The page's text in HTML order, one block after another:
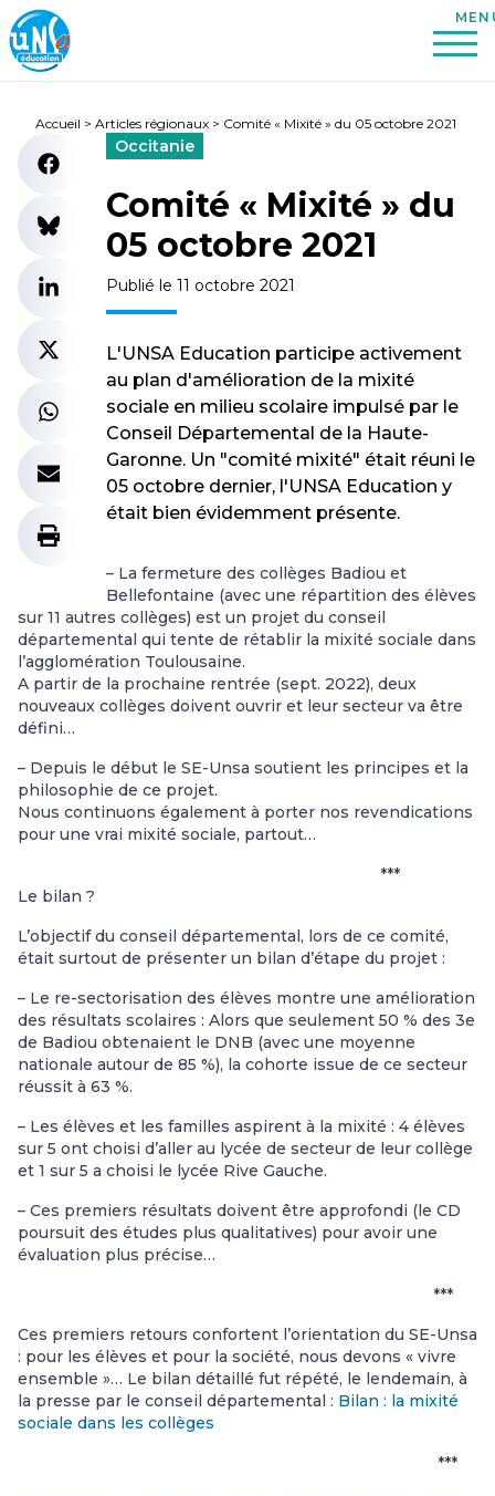
Accueil > Articles régionaux > Comité « Mixité » du 05 octobre 2021
Occitanie
Comité « Mixité » du
05 octobre 2021
Publié le 11 octobre 2021
L'UNSA Education participe activement
au plan d'amélioration de la mixité
sociale en milieu scolaire impulsé par le
Conseil Départemental de la Haute-
Garonne. Un "comité mixité" était réuni le
05 octobre dernier, l'UNSA Education y
était bien évidemment présente.
– La fermeture des collèges Badiou et
Bellefontaine (avec une répartition des élèves
sur 11 autres collèges) est un projet du conseil
départemental qui tente de rétablir la mixité sociale dans
l’agglomération Toulousaine.
A partir de la prochaine rentrée (sept. 2022), deux
nouveaux collèges doivent ouvrir et leur secteur va être
défini…
– Depuis le début le SE-Unsa soutient les principes et la
philosophie de ce projet.
Nous continuons également à porter nos revendications
pour une vrai mixité sociale, partout…
***
Le bilan ?
L’objectif du conseil départemental, lors de ce comité,
était surtout de présenter un bilan d’étape du projet :
– Le re-sectorisation des élèves montre une amélioration
des résultats scolaires : Alors que seulement 50 % des 3e
de Badiou obtenaient le DNB (avec une moyenne
nationale autour de 85 %), la cohorte issue de ce secteur
réussit à 63 %.
– Les élèves et les familles aspirent à la mixité : 4 élèves
sur 5 ont choisi d’aller au lycée de secteur de leur collège
et 1 sur 5 a choisi le lycée Rive Gauche.
– Ces premiers résultats doivent être approfondi (le CD
poursuit des études plus qualitatives) pour avoir une
évaluation plus précise…
***
Ces premiers retours confortent l’orientation du SE-Unsa
: pour les élèves et pour la société, nous devons « vivre
ensemble »… Le bilan détaillé fut répété, le lendemain, à
la presse par le conseil départemental : Bilan : la mixité
sociale dans les collèges
***